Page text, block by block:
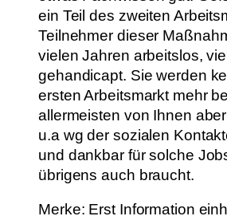
ein Teil des zweiten
Teilnehmer dieser
vielen Jahren arbeitslos,
gehandicapt. Sie werden
ersten Arbeitsmarkt mehr
allermeisten von Ihnen
u.a wg der sozialen
und dankbar für solche
übrigens auch braucht.
Merke: Erst Information